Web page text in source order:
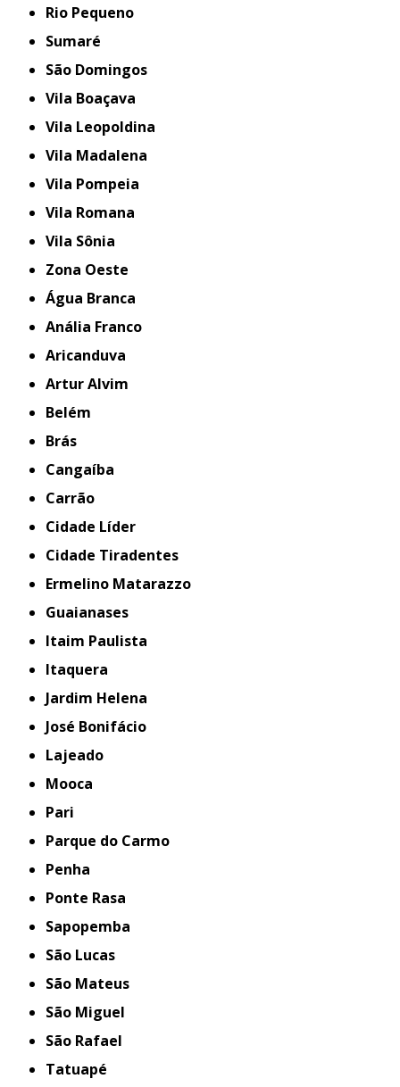
Rio Pequeno
Sumaré
São Domingos
Vila Boaçava
Vila Leopoldina
Vila Madalena
Vila Pompeia
Vila Romana
Vila Sônia
Zona Oeste
Água Branca
Anália Franco
Aricanduva
Artur Alvim
Belém
Brás
Cangaíba
Carrão
Cidade Líder
Cidade Tiradentes
Ermelino Matarazzo
Guaianases
Itaim Paulista
Itaquera
Jardim Helena
José Bonifácio
Lajeado
Mooca
Pari
Parque do Carmo
Penha
Ponte Rasa
Sapopemba
São Lucas
São Mateus
São Miguel
São Rafael
Tatuapé